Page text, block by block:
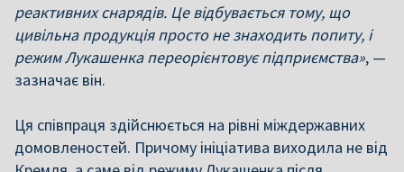
реактивних снарядів. Це відбувається тому, що
цивільна продукція просто не знаходить попиту, і
режим Лукашенка переорієнтовує підприємства», —
зазначає він.
Ця співпраця здійснюється на рівні міждержавних
домовленостей. Причому ініціатива виходила не від